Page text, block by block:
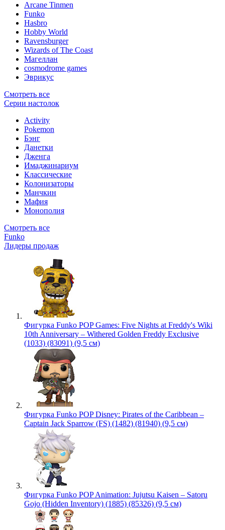
Arcane Tinmen
Funko
Hasbro
Hobby World
Ravensburger
Wizards of The Coast
Магеллан
сosmodrome games
Эврикус
Смотреть все
Серии настолок
Activity
Pokemon
Бэнг
Данетки
Дженга
Имаджинариум
Классические
Колонизаторы
Манчкин
Мафия
Монополия
Смотреть все
Funko
Лидеры продаж
Фигурка Funko POP Games: Five Nights at Freddy's Wiki
10th Anniversary – Withered Golden Freddy Exclusive
(1033) (83091) (9,5 см)
Фигурка Funko POP Disney: Pirates of the Caribbean –
Captain Jack Sparrow (FS) (1482) (81940) (9,5 см)
Фигурка Funko POP Animation: Jujutsu Kaisen – Satoru
Gojo (Hidden Inventory) (1885) (85326) (9,5 см)